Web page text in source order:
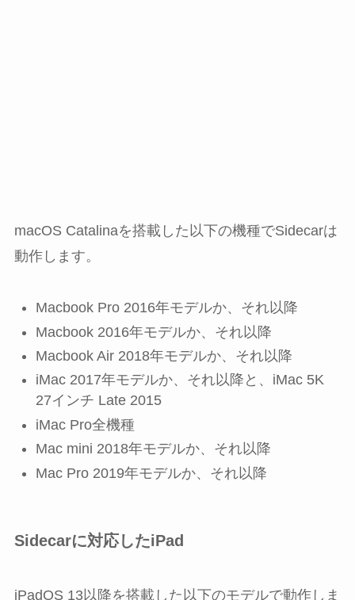
macOS Catalinaを搭載した以下の機種でSidecarは
動作します。
Macbook Pro 2016年モデルか、それ以降
Macbook 2016年モデルか、それ以降
Macbook Air 2018年モデルか、それ以降
iMac 2017年モデルか、それ以降と、iMac 5K
27インチ Late 2015
iMac Pro全機種
Mac mini 2018年モデルか、それ以降
Mac Pro 2019年モデルか、それ以降
Sidecarに対応したiPad
iPadOS 13以降を搭載した以下のモデルで動作しま